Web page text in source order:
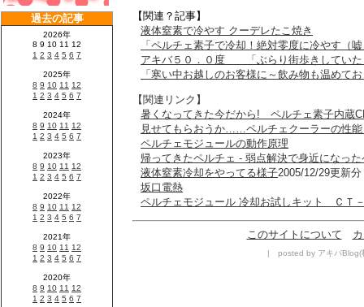
【関連？記事】
液体窒素で冷やす クーデレたこ焼き
「ペルチェ素子で冷却！絶対零度に冷やす（
アキバ５０．０度 「ぶらり街歩きしていた
「寒い中お越しのお客様に～飲み物も温め
【関連リンク】
暑くなってきた今だから! ペルチェ素子内蔵
見せてもらおうか……ペルチェクーラーの性
ペルチェモジュールの動作原理
帰ってきたペルチェ - 弱点解決で身近になっ
液体窒素冷却をやってる様子2005/12/29更新
坂口電熱
ペルチェモジュール 冷却お試しキット ＣＴ
このサイトについて
| posted by アキバBlog(